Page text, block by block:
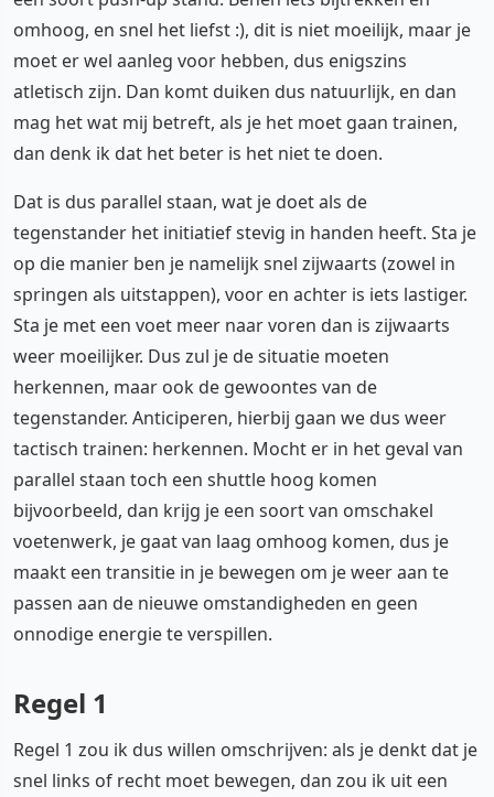
omhoog, en snel het liefst :), dit is niet moeilijk, maar je
moet er wel aanleg voor hebben, dus enigszins
atletisch zijn. Dan komt duiken dus natuurlijk, en dan
mag het wat mij betreft, als je het moet gaan trainen,
dan denk ik dat het beter is het niet te doen.
Dat is dus parallel staan, wat je doet als de
tegenstander het initiatief stevig in handen heeft. Sta je
op die manier ben je namelijk snel zijwaarts (zowel in
springen als uitstappen), voor en achter is iets lastiger.
Sta je met een voet meer naar voren dan is zijwaarts
weer moeilijker. Dus zul je de situatie moeten
herkennen, maar ook de gewoontes van de
tegenstander. Anticiperen, hierbij gaan we dus weer
tactisch trainen: herkennen. Mocht er in het geval van
parallel staan toch een shuttle hoog komen
bijvoorbeeld, dan krijg je een soort van omschakel
voetenwerk, je gaat van laag omhoog komen, dus je
maakt een transitie in je bewegen om je weer aan te
passen aan de nieuwe omstandigheden en geen
onnodige energie te verspillen.
Regel 1
Regel 1 zou ik dus willen omschrijven: als je denkt dat je
snel links of recht moet bewegen, dan zou ik uit een